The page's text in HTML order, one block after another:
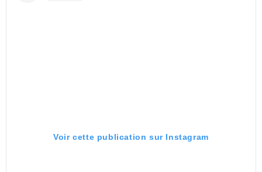
Voir cette publication sur Instagram